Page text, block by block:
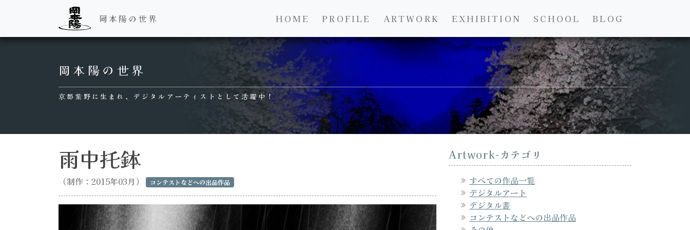
Main Navigation
岡本陽の世界 HOME PROFILE ARTWORK EXHIBITION SCHOOL BLOG
岡本陽の世界
京都紫野に生まれ、デジタルアーティストとして活躍中！
雨中托鉢
（制作：2015年03月） コンテストなどへの出品作品
Artwork-カテゴリ
すべての作品一覧
デジタルアート
デジタル書
コンテストなどへの出品作品